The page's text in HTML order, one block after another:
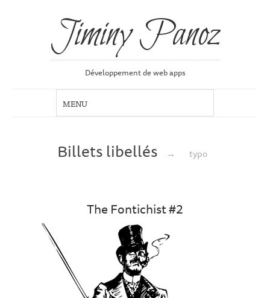
Jiminy Panoz
Développement de web apps
Billets libellés → typo
The Fontichist #2